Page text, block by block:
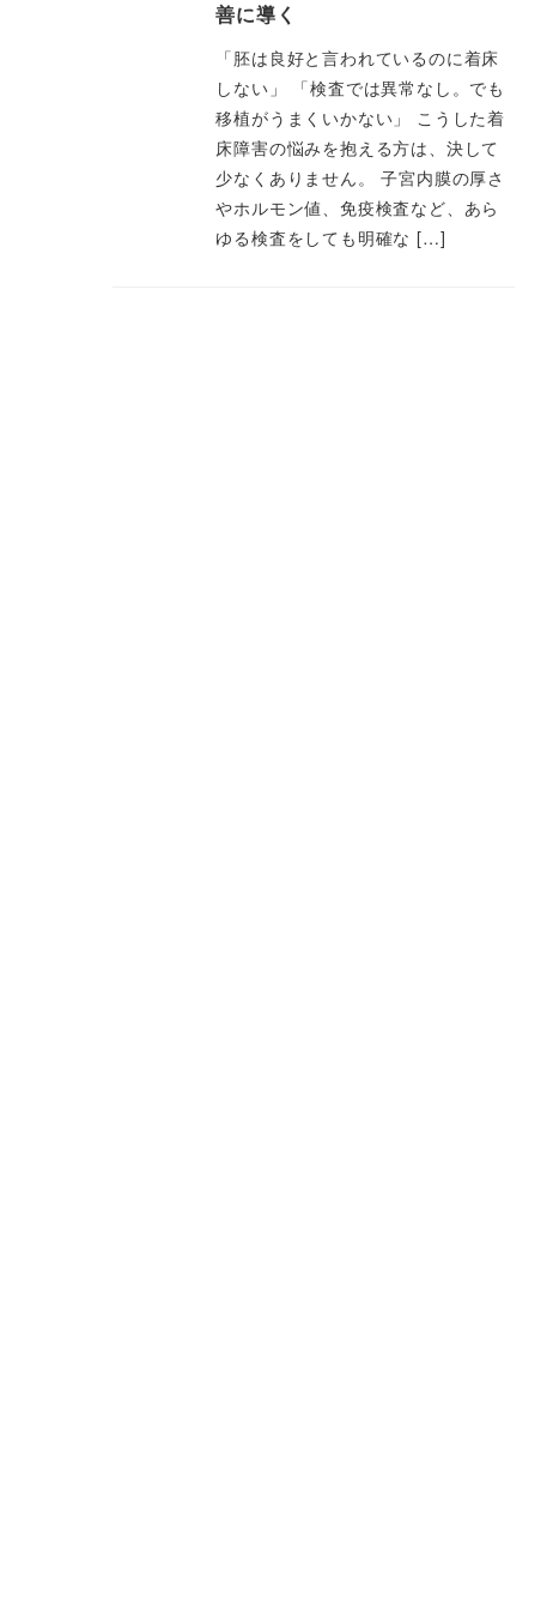
善に導く
「胚は良好と言われているのに着床
しない」 「検査では異常なし。でも
移植がうまくいかない」 こうした着
床障害の悩みを抱える方は、決して
少なくありません。 子宮内膜の厚さ
やホルモン値、免疫検査など、あら
ゆる検査をしても明確な […]